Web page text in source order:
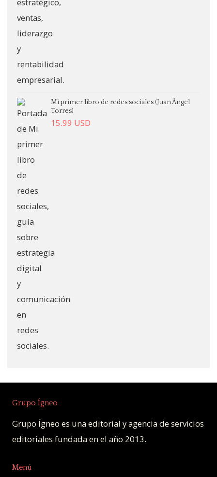
Mi primer libro de redes sociales (Juan Ángel
Torres)
15.99 USD
Grupo Ígneo
Grupo Ígneo es una editorial y agencia de servicios
editoriales fundada en el año 2013.
Menú